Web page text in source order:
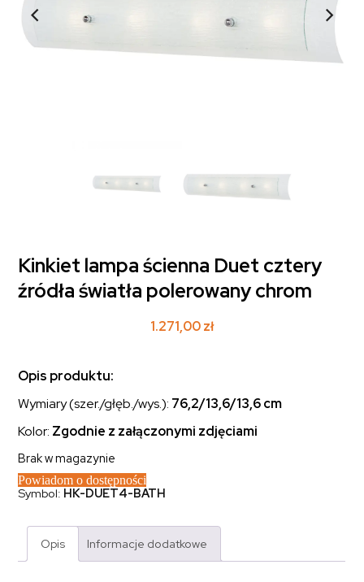
Kinkiet lampa ścienna Duet cztery
źródła światła polerowany chrom
1.271,00zł
Opis produktu:
Wymiary (szer./głęb./wys.): 76,2/13,6/13,6cm
Kolor: Zgodnie z załączonymi zdjęciami
Brak w magazynie
Powiadom o dostępności
Symbol: HK-DUET4-BATH
Opis Informacje dodatkowe